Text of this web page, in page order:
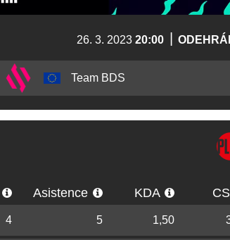
26. 3. 2023 20:00
Team BDS
Asistence KDA
4 5 1,50